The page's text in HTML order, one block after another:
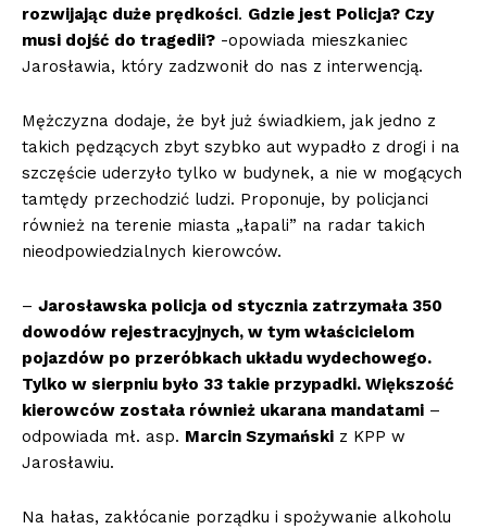
rozwijając duże prędkości. Gdzie jest Policja? Czy
musi dojść do tragedii? -opowiada mieszkaniec
Jarosławia, który zadzwonił do nas z interwencją.
Mężczyzna dodaje, że był już świadkiem, jak jedno z
takich pędzących zbyt szybko aut wypadło z drogi i na
szczęście uderzyło tylko w budynek, a nie w mogących
tamtędy przechodzić ludzi. Proponuje, by policjanci
również na terenie miasta „łapali” na radar takich
nieodpowiedzialnych kierowców.
– Jarosławska policja od stycznia zatrzymała 350
dowodów rejestracyjnych, w tym właścicielom
pojazdów po przeróbkach układu wydechowego.
Tylko w sierpniu było 33 takie przypadki. Większość
kierowców została również ukarana mandatami –
odpowiada mł. asp. Marcin Szymański z KPP w
Jarosławiu.
Na hałas, zakłócanie porządku i spożywanie alkoholu